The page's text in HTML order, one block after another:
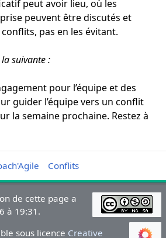
peut avoir lieu, où les
peuvent être discutés et
pas en les évitant.
suivante :
pour l’équipe et des
guider l’équipe vers un conflit
la semaine prochaine. Restez à
Conflits
de cette page a
à 19:31.
sous licence Creative